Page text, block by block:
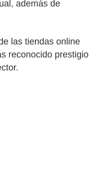
además de
las tiendas online
reconocido prestigio